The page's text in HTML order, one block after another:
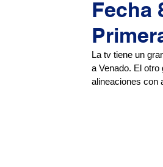
Fecha
La tv tiene un
a Venado. El
alineaciones con